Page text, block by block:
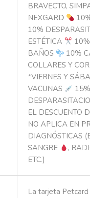
BRAVECTO,
NEXGARD
10%
ESTÉTICA
BAÑOS
10%
COLLARES Y
*VIERNES Y
VACUNAS
EL DESCUENTO
NO APLICA EN
DIAGNÓSTICAS
SANGRE
,
ETC.)
La tarjeta